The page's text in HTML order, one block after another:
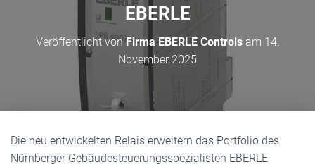
EBERLE
Veröffentlicht vonFirma EBERLE Controlsam 14.
November 2025
Die neu entwickelten Relais erweitern das Portfolio des
Nürnberger Gebäudesteuerungsspezialisten EBERLE